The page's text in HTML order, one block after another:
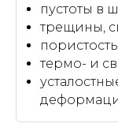
пустоты в
трещины,
термо- и